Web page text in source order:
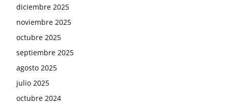
diciembre 2025
noviembre 2025
octubre 2025
septiembre 2025
agosto 2025
julio 2025
octubre 2024